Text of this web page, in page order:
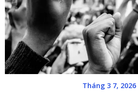
Tháng 3 7, 2026